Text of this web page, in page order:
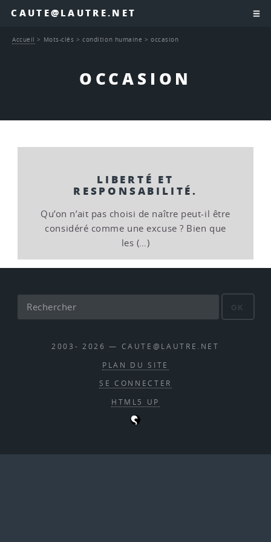
CAUTE@LAUTRE.NET
OCCASION
Accueil > Mots-clés >condition humaine >occasion
LIBERTÉ ET
RESPONSABILITÉ.
Qu’on n’ait pas choisi de naître peut-il être
considéré comme une excuse ? Bien que
les (…)
OK
2003- 2026 — CAUTE@LAUTRE.NET
PLAN DU SITE
SE CONNECTER
HTML5 UP